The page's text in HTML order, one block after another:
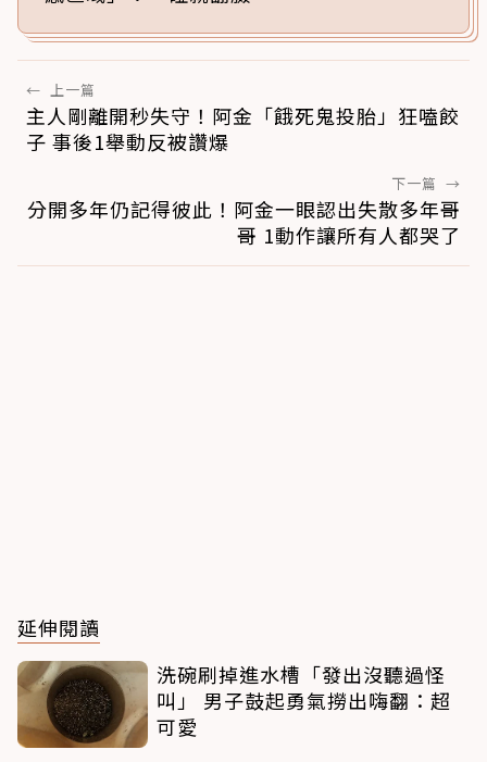
← 上一篇
主人剛離開秒失守！阿金「餓死鬼投胎」狂嗑餃
子 事後1舉動反被讚爆
下一篇 →
分開多年仍記得彼此！阿金一眼認出失散多年哥
哥 1動作讓所有人都哭了
延伸閱讀
洗碗刷掉進水槽「發出沒聽過怪
叫」 男子鼓起勇氣撈出嗨翻：超
可愛